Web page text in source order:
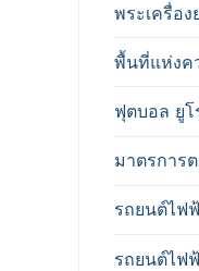
พระเครื่อ
พื้นที่แห่งค
ฟุตบอล ยูโ
มาตรการ
รถยนต์ไฟ
รถยนต์ไฟ